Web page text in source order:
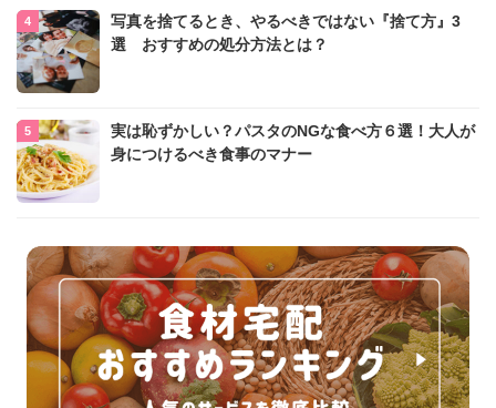
写真を捨てるとき、やるべきではない『捨て方』3
選 おすすめの処分方法とは？
実は恥ずかしい？パスタのNGな食べ方６選！大人が
身につけるべき食事のマナー